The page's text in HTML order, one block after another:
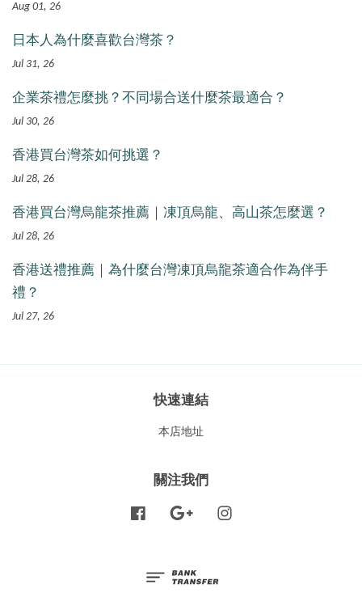
Aug 01, 26
日本人為什麼喜歡台灣茶？
Jul 31, 26
企業茶禮怎麼挑？不同場合送什麼茶最適合？
Jul 30, 26
香港買台灣茶如何挑選？
Jul 28, 26
香港買台灣烏龍茶推薦｜凍頂烏龍、高山茶怎麼選？
Jul 28, 26
香港送禮推薦｜為什麼台灣凍頂烏龍茶適合作為伴手
禮？
Jul 27, 26
快速連結
本店地址
關注我們
Facebook Google